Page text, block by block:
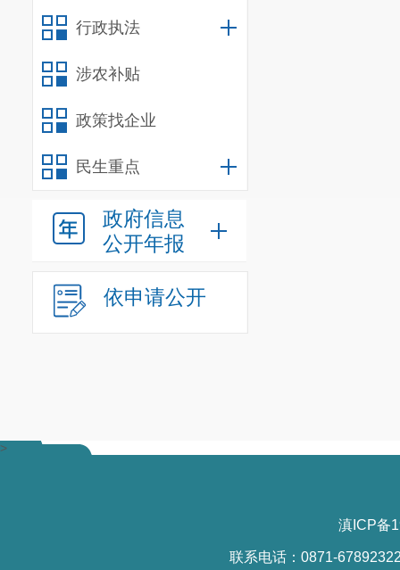
行政执法
涉农补贴
政策找企业
民生重点
政府信息
公开年报
依申请公开
有关的法律法规及
>
滇ICP备
联系电话：0871-